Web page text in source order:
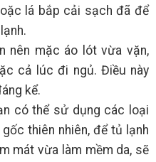
lá bắp cải sạch đã để
nên mặc áo lót vừa vặn,
cả lúc đi ngủ. Điều này
kể.
có thể sử dụng các loại
thiên nhiên, để tủ lạnh
mát vừa làm mềm da, sẽ